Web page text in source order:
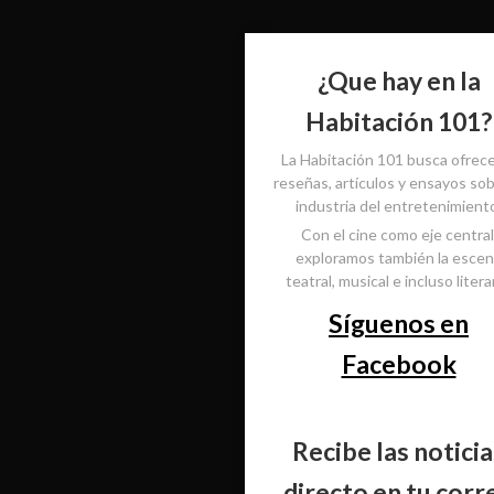
¿Que hay en la
Habitación 101?
La Habitación 101 busca
reseñas, artículos y ensayos
industria del
Con el cine como eje
exploramos también la
teatral, musical e incluso
Síguenos en
Facebook
Recibe las